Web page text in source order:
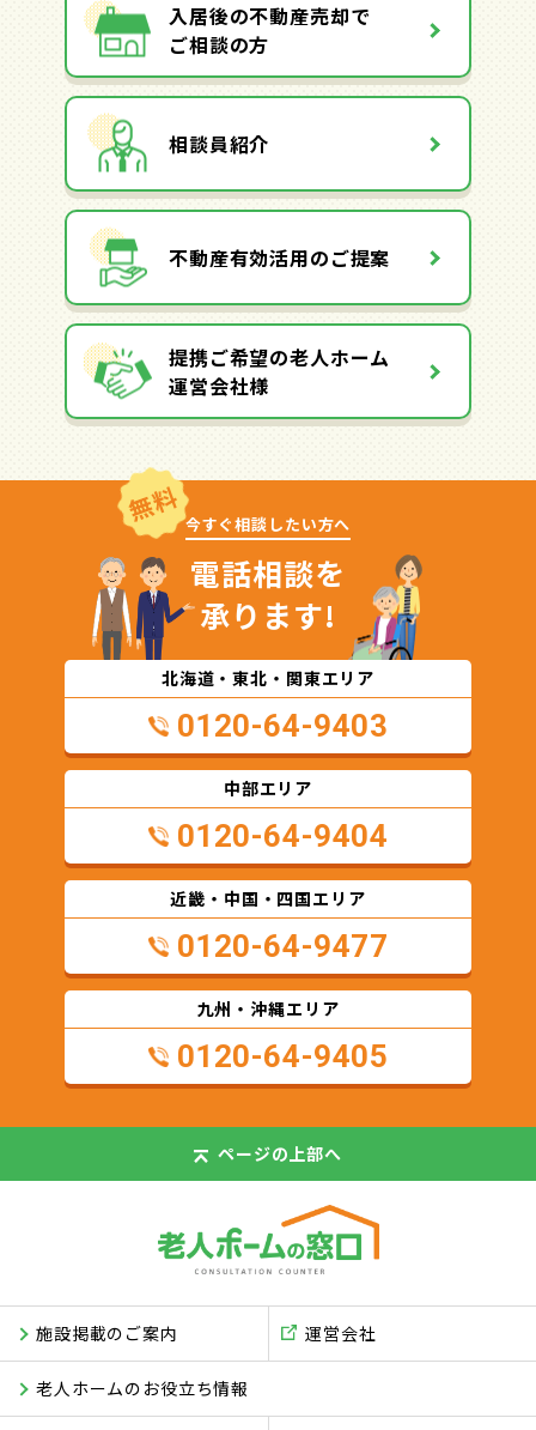
入居後の不動産売却で
ご相談の方
相談員紹介
不動産有効活用のご提案
提携ご希望の老人ホーム
運営会社様
無料 今すぐ相談したい方へ
電話相談を
承ります!
北海道・東北・関東エリア
0120-64-9403
中部エリア
0120-64-9404
近畿・中国・四国エリア
0120-64-9477
九州・沖縄エリア
0120-64-9405
ページの上部へ
施設掲載のご案内
老人ホームのお役立ち情報
運営会社